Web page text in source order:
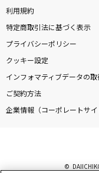
利用規約
特定商取引法に基づく表示
プライバシーポリシー
クッキー設定
インフォマティブデータの取
ご契約方法
企業情報（コーポレートサイ
©